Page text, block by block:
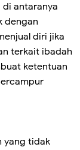
antaranya
dengan
diri jika
terkait ibadah
ketentuan
yang tidak